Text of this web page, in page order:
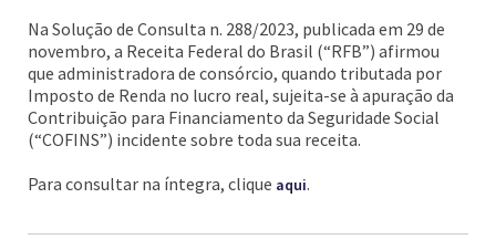
Na Solução de Consulta n. 288/2023, publicada em 29 de
novembro, a Receita Federal do Brasil (“RFB”) afirmou
que administradora de consórcio, quando tributada por
Imposto de Renda no lucro real, sujeita-se à apuração da
Contribuição para Financiamento da Seguridade Social
(“COFINS”) incidente sobre toda sua receita.
Para consultar na íntegra, clique aqui.